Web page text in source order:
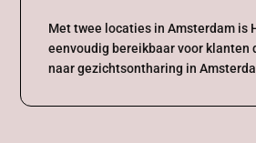
Met twee locaties in Amsterdam is
eenvoudig bereikbaar voor klanten
naar gezichtsontharing in